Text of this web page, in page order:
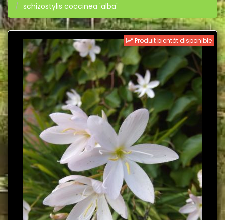
schizostylis coccinea 'alba'
Produit bientôt disponible